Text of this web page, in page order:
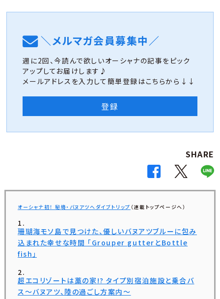
＼メルマガ会員募集中／
週に2回、今読んで欲しいオーシャナの記事をピック
アップしてお届けします♪
メールアドレスを入力して簡単登録はこちらから↓↓
登録
SHARE
オーシャナ初！ 秘境・バヌアツへダイブトリップ （連載トップページへ）
珊瑚海モソ島で見つけた、優しいバヌアツブルーに包み
込まれた幸せな時間 「Grouper gutterとBottle
fish」
超エコリゾートは藁の家!? タイプ別宿泊施設と乗合バ
ス〜バヌアツ、陸の過ごし方案内〜